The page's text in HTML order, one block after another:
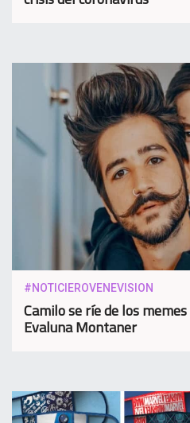
#NOTICIEROVENEVISION
Camilo se ríe de los
Evaluna Montaner